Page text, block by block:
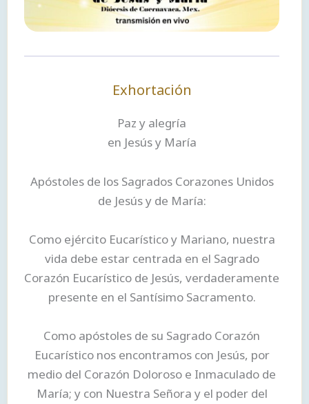
Exhortación
Paz y alegría
en Jesús y María
Apóstoles de los Sagrados Corazones Unidos
de Jesús y de María:
Como ejército Eucarístico y Mariano, nuestra
vida debe estar centrada en el Sagrado
Corazón Eucarístico de Jesús, verdaderamente
presente en el Santísimo Sacramento.
Como apóstoles de su Sagrado Corazón
Eucarístico nos encontramos con Jesús, por
medio del Corazón Doloroso e Inmaculado de
María; y con Nuestra Señora y el poder del